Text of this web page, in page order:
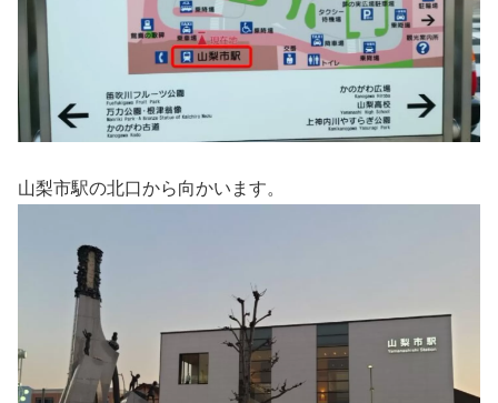
山梨市駅の北口から向かいます。